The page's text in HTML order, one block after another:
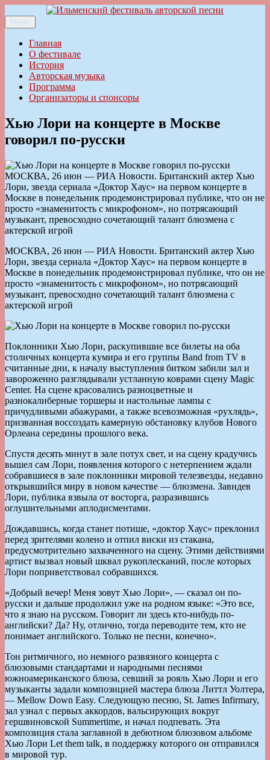
к
содержимому
Ильменский фестиваль авторской песни
Меню
Главная
О фестивале
История
Авторская музыка
Программа
Организаторы и спонсоры
Хью Лори на концерте в Москве
говорил по-русски
МОСКВА, 26 июн — РИА Новости. Британский актер Хью
Лори, звезда сериала «Доктор Хаус» на первом концерте в
Москве в понедельник продемонстрировал публике, что он не
просто «знаменитость с микрофоном», но потрясающий
музыкант, превосходно сочетающий талант блюзмена с
актерской игрой
МОСКВА, 26 июн — РИА Новости. Британский актер Хью
Лори, звезда сериала «Доктор Хаус» на первом концерте в
Москве в понедельник продемонстрировал публике, что он не
просто «знаменитость с микрофоном», но потрясающий
музыкант, превосходно сочетающий талант блюзмена с
актерской игрой
Поклонники Хью Лори, раскупившие все билеты на оба
столичных концерта кумира и его группы Band from TV в
считанные дни, к началу выступления битком забили зал и
завороженно разглядывали устланную коврами сцену Magic
Center. На сцене красовались разноцветные и
разнокалиберные торшеры и настольные лампы с
причудливыми абажурами, а также всевозможная «рухлядь»,
призванная воссоздать камерную обстановку клубов Нового
Орлеана середины прошлого века.
Спустя десять минут в зале потух свет, и на сцену крадучись
вышел сам Лори, появления которого с нетерпением ждали
собравшиеся в зале поклонники мировой телезвезды, недавно
открывшийся миру в новом качестве — блюзмена. Завидев
Лори, публика взвыла от восторга, разразившись
оглушительными аплодисментами.
Дождавшись, когда станет потише, «доктор Хаус» преклонил
перед зрителями колено и отпил виски из стакана,
предусмотрительно захваченного на сцену. Этими действиями
артист вызвал новый шквал рукоплесканий, после которых
Лори поприветствовал собравшихся.
«Добрый вечер! Меня зовут Хью Лори», — сказал он по-
русски и дальше продолжил уже на родном языке: «Это все,
что я знаю на русском. Говорит ли здесь кто-нибудь по-
английски? Да? Ну, отлично, тогда переводите тем, кто не
понимает английского. Только не песни, конечно».
Тон ритмичного, но немного развязного концерта с
блюзовыми стандартами и народными песнями
южноамериканского блюза, севший за рояль Хью Лори и его
музыканты задали композицией мастера блюза Литтл Уолтера,
— Mellow Down Easy. Следующую песню, St. James Infirmary,
зал узнал с первых аккордов, вальсирующих вокруг
гершвиновской Summertime, и начал подпевать. Эта
композиция стала заглавной в дебютном блюзовом альбоме
Хью Лори Let them talk, в поддержку которого он отправился
в мировой тур.